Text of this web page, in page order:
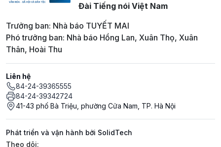
Đài Tiếng nói Việt Nam
Trưởng ban: Nhà báo TUYẾT MAI
Phó trưởng ban: Nhà báo Hồng Lan, Xuân Thọ, Xuân
Thân, Hoài Thu
Liên hệ
84-24-39365555
84-24-39342724
41-43 phố Bà Triệu, phường Cửa Nam, TP. Hà Nội
Phát triển và vận hành bởi SolidTech
Theo dõi: